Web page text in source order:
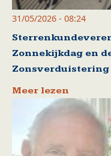
31/05/2026 - 08:24
Zonnekijkdag en
Zonsverduistering
Meer lezen